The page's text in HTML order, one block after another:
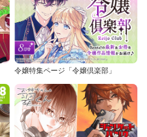
令嬢特集ページ「令嬢倶楽部」